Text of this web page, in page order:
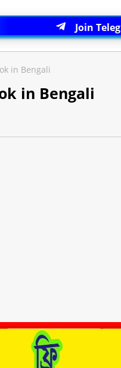
Join
in Bengali
in Bengali